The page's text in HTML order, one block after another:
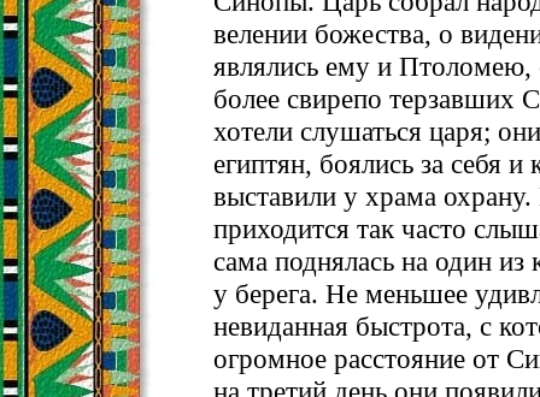
велении божества, о
являлись ему и Птоломею,
более свирепо терзавших
хотели слушаться царя;
египтян, боялись за себя
выставили у храма
приходится так часто
сама поднялась на один из
у берега. Не меньшее
невиданная быстрота, с
огромное расстояние от